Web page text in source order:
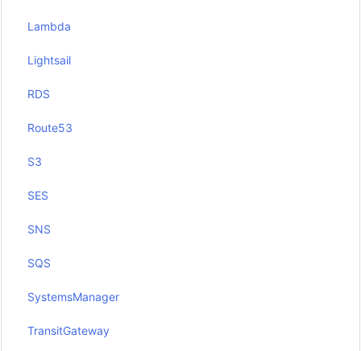
Lambda
Lightsail
RDS
Route53
S3
SES
SNS
SQS
SystemsManager
TransitGateway